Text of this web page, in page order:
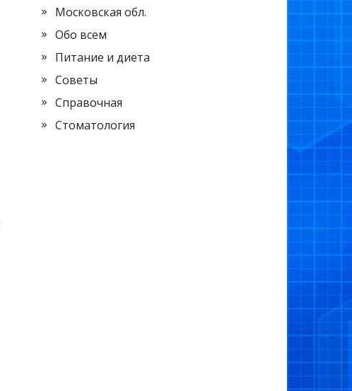
Московская обл.
Обо всем
Питание и диета
Советы
Справочная
Стоматология